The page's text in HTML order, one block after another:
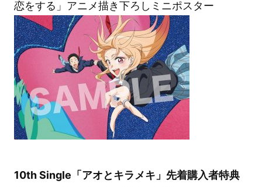
恋をする」アニメ描き下ろしミニポスター
10th Single「アオとキラメキ」先着購入者特典